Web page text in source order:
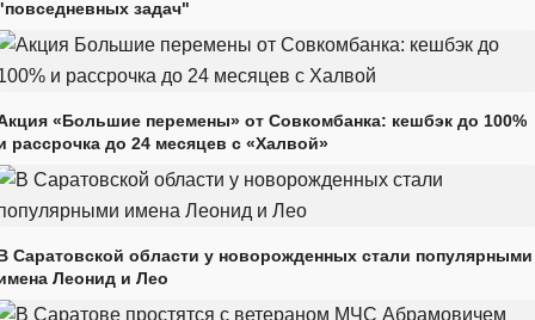
задач"
«Большие перемены» от Совкомбанка: кешбэк до 100%
рассрочка до 24 месяцев с «Халвой»
Саратовской области у новорожденных стали популярными
Леонид и Лео